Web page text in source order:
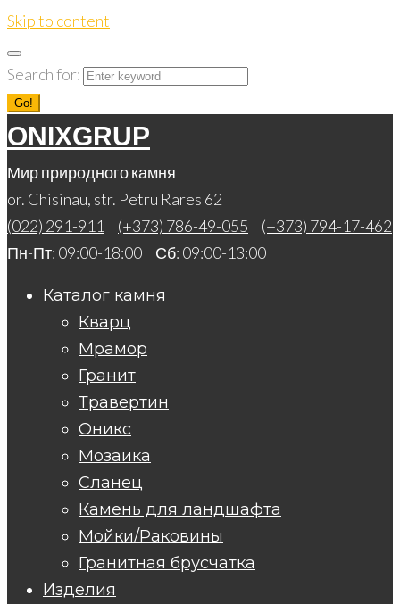
Skip to content
Search for:
Go!
ONIXGRUP
Мир природного камня
or. Chisinau, str. Petru Rares 62
(022) 291-911
(+373) 786-49-055
(+373) 794-17-462
Пн-Пт: 09:00-18:00 Сб: 09:00-13:00
Каталог камня
Кварц
Мрамор
Гранит
Травертин
Оникс
Мозаика
Сланец
Камень для ландшафта
Мойки/Раковины
Гранитная брусчатка
Изделия